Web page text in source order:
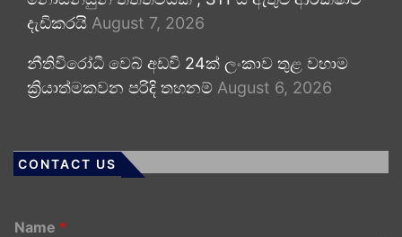
දැඩිකරයි August 7, 2026
නීතිවිරෝධී වෙබ් අඩවි 24ක් ලංකාව තුළ වහාම
ක්‍රියාත්මකවන පරිදි තහනම් August 6, 2026
CONTACT US
Name *